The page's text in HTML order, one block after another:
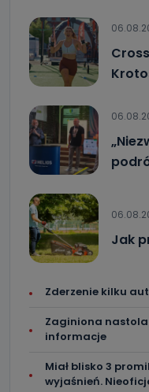
Jak
Zderzenie kilku
Zaginiona
informacje
Miał blisko 3
wyjaśnień.